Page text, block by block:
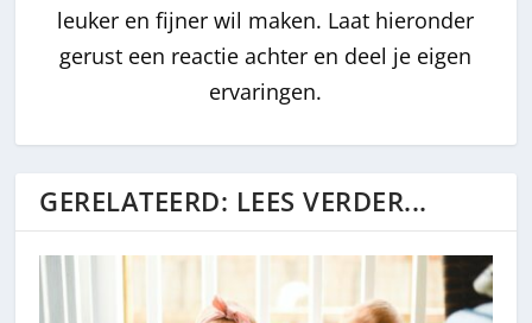
leuker en fijner wil maken. Laat hieronder
gerust een reactie achter en deel je eigen
ervaringen.
GERELATEERD: LEES VERDER...